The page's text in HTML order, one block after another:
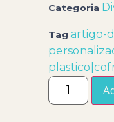
Categoria
Tag artigo-